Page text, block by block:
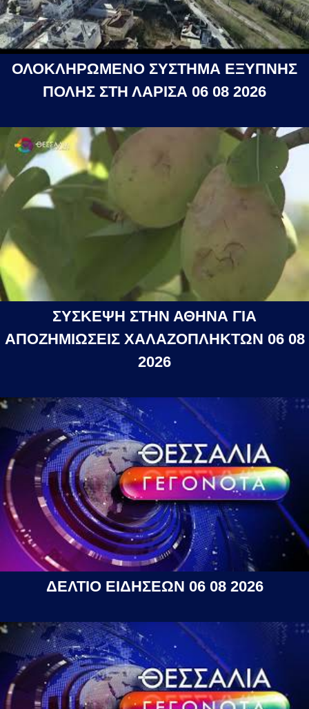
ΟΛΟΚΛΗΡΩΜΕΝΟ ΣΥΣΤΗΜΑ ΕΞΥΠΝΗΣ
ΠΟΛΗΣ ΣΤΗ ΛΑΡΙΣΑ 06 08 2026
ΣΥΣΚΕΨΗ ΣΤΗΝ ΑΘΗΝΑ ΓΙΑ
ΑΠΟΖΗΜΙΩΣΕΙΣ ΧΑΛΑΖΟΠΛΗΚΤΩΝ 06 08
2026
ΔΕΛΤΙΟ ΕΙΔΗΣΕΩΝ 06 08 2026